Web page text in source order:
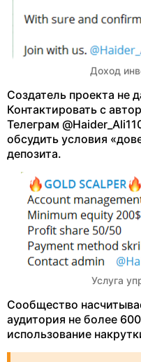
Доход
Создатель проекта не
Контактировать с
Телеграм
обсудить условия
депозита.
Услуга
Сообщество
аудитория не более
использование